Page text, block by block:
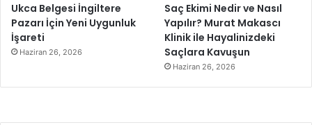
Ukca Belgesi İngiltere
Pazarı İçin Yeni Uygunluk
İşareti
Haziran 26, 2026
Saç Ekimi Nedir ve Nasıl
Yapılır? Murat Makascı
Klinik ile Hayalinizdeki
Saçlara Kavuşun
Haziran 26, 2026